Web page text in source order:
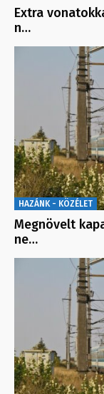
Extra
n…
HAZÁNK - KÖZÉLET
Megnövelt
ne…